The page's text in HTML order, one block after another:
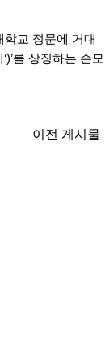
학교 정문에 거대
를 상징하는 손모
이전 게시물